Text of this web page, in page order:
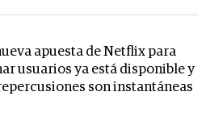
apuesta de Netflix para
usuarios ya está disponible y
son instantáneas